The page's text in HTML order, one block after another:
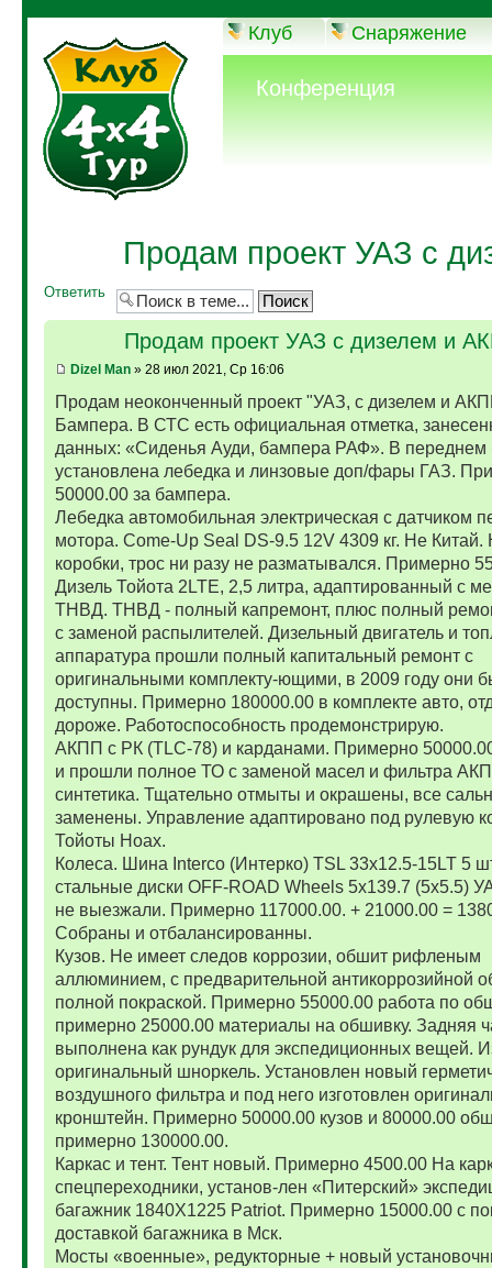
Клуб Снаряжение
Конференция
Продам проект УАЗ с
Ответить
Продам проект УАЗ с дизелем и
Dizel Man» 28 июл 2021, Ср 16:06
Продам неоконченный проект "УАЗ, с дизелем и
Бампера. В СТС есть официальная отметка,
данных: «Сиденья Ауди, бампера РАФ». В переднем
установлена лебедка и линзовые доп/фары ГАЗ.
50000.00 за бампера.
Лебедка автомобильная электрическая с датчиком
мотора. Come-Up Seal DS-9.5 12V 4309 кг. Не Китай.
коробки, трос ни разу не разматывался. Примерно
Дизель Тойота 2LTE, 2,5 литра, адаптированный с
ТНВД. ТНВД - полный капремонт, плюс полный
с заменой распылителей. Дизельный двигатель и
аппаратура прошли полный капитальный ремонт с
оригинальными комплекту-ющими, в 2009 году они
доступны. Примерно 180000.00 в комплекте авто,
дороже. Работоспособность продемонстрирую.
АКПП с РК (TLC-78) и карданами. Примерно
и прошли полное ТО с заменой масел и фильтра
синтетика. Тщательно отмыты и окрашены, все
заменены. Управление адаптировано под рулевую
Тойоты Ноах.
Колеса. Шина Interco (Интерко) TSL 33x12.5-15LT 5
стальные диски OFF-ROAD Wheels 5x139.7 (5x5.5)
не выезжали. Примерно 117000.00. + 21000.00 =
Собраны и отбалансированны.
Кузов. Не имеет следов коррозии, обшит рифленым
аллюминием, с предварительной антикоррозийной
полной покраской. Примерно 55000.00 работа по
примерно 25000.00 материалы на обшивку. Задняя
выполнена как рундук для экспедиционных вещей.
оригинальный шноркель. Установлен новый
воздушного фильтра и под него изготовлен
кронштейн. Примерно 50000.00 кузов и 80000.00
примерно 130000.00.
Каркас и тент. Тент новый. Примерно 4500.00 На
спецпереходники, установ-лен «Питерский»
багажник 1840Х1225 Patriot. Примерно 15000.00 с
доставкой багажника в Мск.
Мосты «военные», редукторные + новый